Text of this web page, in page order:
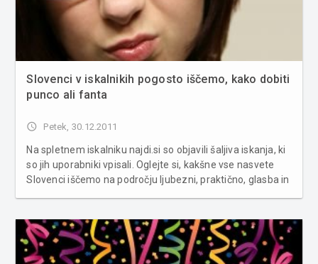
Slovenci v iskalnikih pogosto iščemo, kako dobiti
punco ali fanta
access_time Petek, 30.12.2011
Na spletnem iskalniku najdi.si so objavili šaljiva iskanja, ki
so jih uporabniki vpisali. Oglejte si, kakšne vse nasvete
Slovenci iščemo na področju ljubezni, praktično, glasba in